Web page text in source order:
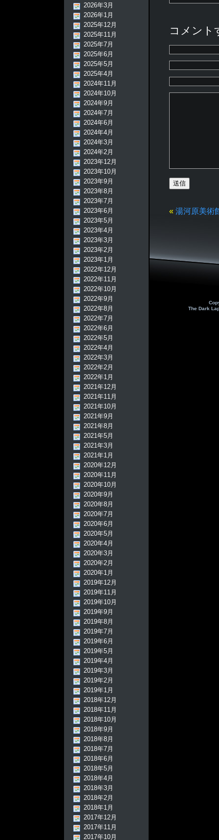
コメント
« 湯河原美術
The Dark
2026年3月
2026年1月
2025年12月
2025年11月
2025年7月
2025年6月
2025年5月
2025年4月
2024年11月
2024年10月
2024年9月
2024年7月
2024年6月
2024年4月
2024年3月
2024年2月
2023年12月
2023年10月
2023年9月
2023年8月
2023年7月
2023年6月
2023年5月
2023年4月
2023年3月
2023年2月
2023年1月
2022年12月
2022年11月
2022年10月
2022年9月
2022年8月
2022年7月
2022年6月
2022年5月
2022年4月
2022年3月
2022年2月
2022年1月
2021年12月
2021年11月
2021年10月
2021年9月
2021年8月
2021年5月
2021年3月
2021年1月
2020年12月
2020年11月
2020年10月
2020年9月
2020年8月
2020年7月
2020年6月
2020年5月
2020年4月
2020年3月
2020年2月
2020年1月
2019年12月
2019年11月
2019年10月
2019年9月
2019年8月
2019年7月
2019年6月
2019年5月
2019年4月
2019年3月
2019年2月
2019年1月
2018年12月
2018年11月
2018年10月
2018年9月
2018年8月
2018年7月
2018年6月
2018年5月
2018年4月
2018年3月
2018年2月
2018年1月
2017年12月
2017年11月
2017年10月